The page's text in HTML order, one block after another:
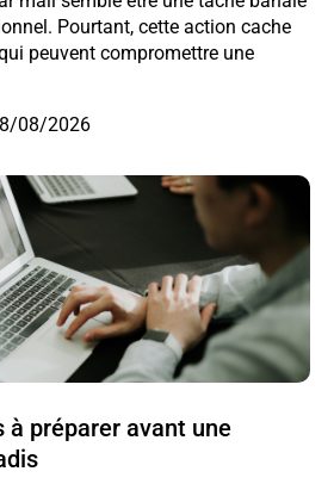
Pourtant, cette action cache
peuvent compromettre une
08/2026
à préparer avant une